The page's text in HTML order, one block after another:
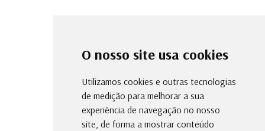
O nosso site usa cookies
Utilizamos cookies e outras tecnologias
de medição para melhorar a sua
experiência de navegação no nosso
site, de forma a mostrar conteúdo